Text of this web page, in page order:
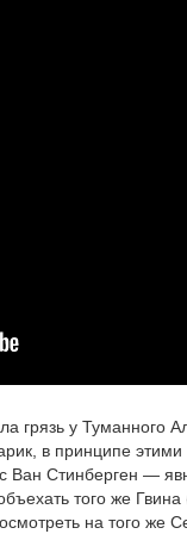
грязь у Туманного
в принципе
Стинберген —
того же
на того же